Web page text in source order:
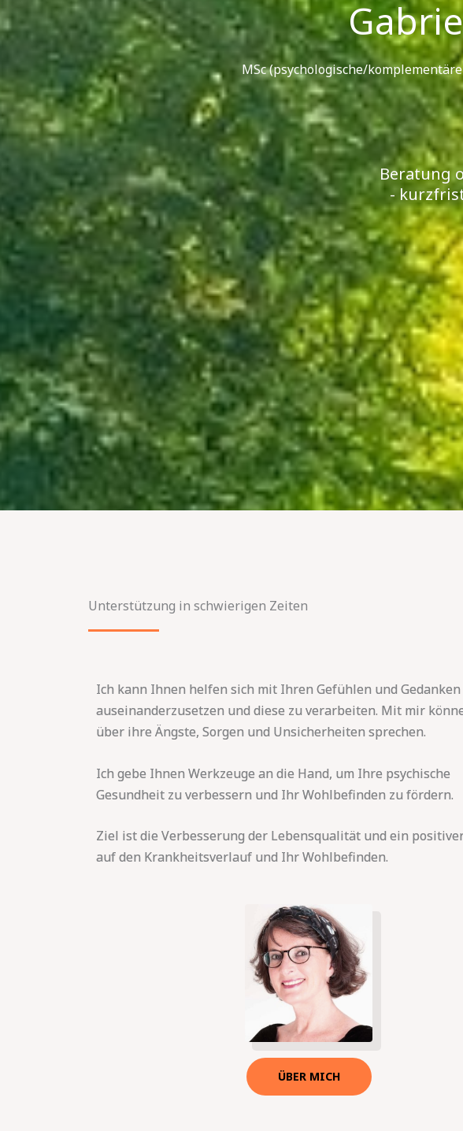
MSc (psychologische/
Beratung
-
Unterstützung in schwierigen Zeiten
Ich kann Ihnen helfen sich mit Ihren Gefühlen und Gedanken
auseinanderzusetzen und diese zu verarbeiten. Mit mir
über ihre Ängste, Sorgen und Unsicherheiten sprechen.
Ich gebe Ihnen Werkzeuge an die Hand, um Ihre psychische
Gesundheit zu verbessern und Ihr Wohlbefinden zu fördern.
Ziel ist die Verbesserung der Lebensqualität und ein
auf den Krankheitsverlauf und Ihr Wohlbefinden.
ÜBER MICH